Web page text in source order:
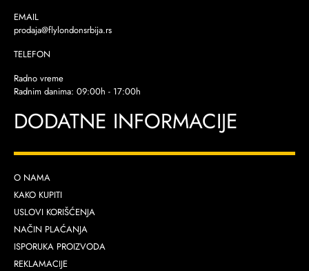
EMAIL
prodaja@flylondonsrbija.rs
TELEFON
Radno vreme
Radnim danima: 09:00h - 17:00h
DODATNE INFORMACIJE
O NAMA
KAKO KUPITI
USLOVI KORIŠĆENJA
NAČIN PLAĆANJA
ISPORUKA PROIZVODA
REKLAMACIJE